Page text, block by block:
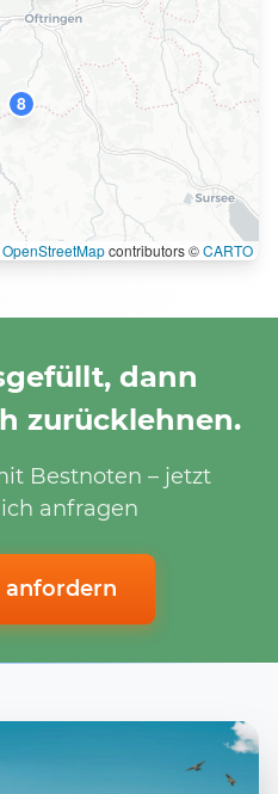
8
OpenStreetMapcontributors ©CARTO
dann
zurücklehnen.
Bestnoten – jetzt
anfragen